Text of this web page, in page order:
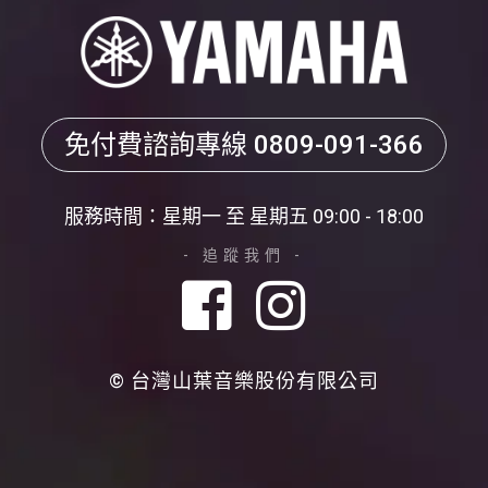
免付費諮詢專線 0809-091-366
服務時間：星期一 至 星期五 09:00 - 18:00
- 追蹤我們 -
© 台灣山葉音樂股份有限公司